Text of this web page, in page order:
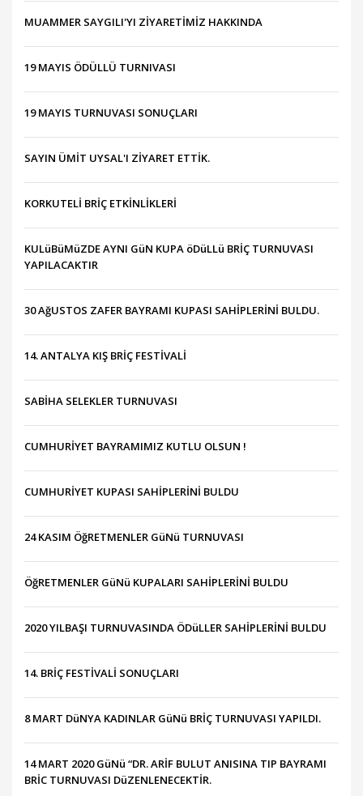
MUAMMER SAYGILI'YI ZİYARETİMİZ HAKKINDA
19 MAYIS ÖDÜLLÜ TURNIVASI
19 MAYIS TURNUVASI SONUÇLARI
SAYIN ÜMİT UYSAL'I ZİYARET ETTİK.
KORKUTELİ BRİÇ ETKİNLİKLERİ
KULüBüMüZDE AYNI GüN KUPA öDüLLü BRİÇ TURNUVASI
YAPILACAKTIR
30 AğUSTOS ZAFER BAYRAMI KUPASI SAHİPLERİNİ BULDU.
14. ANTALYA KIŞ BRİÇ FESTİVALİ
SABİHA SELEKLER TURNUVASI
CUMHURİYET BAYRAMIMIZ KUTLU OLSUN !
CUMHURİYET KUPASI SAHİPLERİNİ BULDU
24 KASIM ÖğRETMENLER GüNü TURNUVASI
ÖğRETMENLER GüNü KUPALARI SAHİPLERİNİ BULDU
2020 YILBAŞI TURNUVASINDA ÖDüLLER SAHİPLERİNİ BULDU
14. BRİÇ FESTİVALİ SONUÇLARI
8 MART DüNYA KADINLAR GüNü BRİÇ TURNUVASI YAPILDI.
14 MART 2020 GüNü “DR. ARİF BULUT ANISINA TIP BAYRAMI
BRİC TURNUVASI DüZENLENECEKTİR.